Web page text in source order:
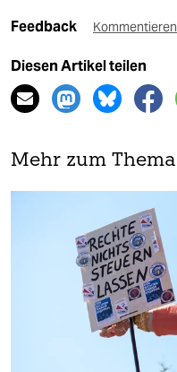
Feedback Kommentieren
Diesen Artikel teilen
Mehr zum Thema